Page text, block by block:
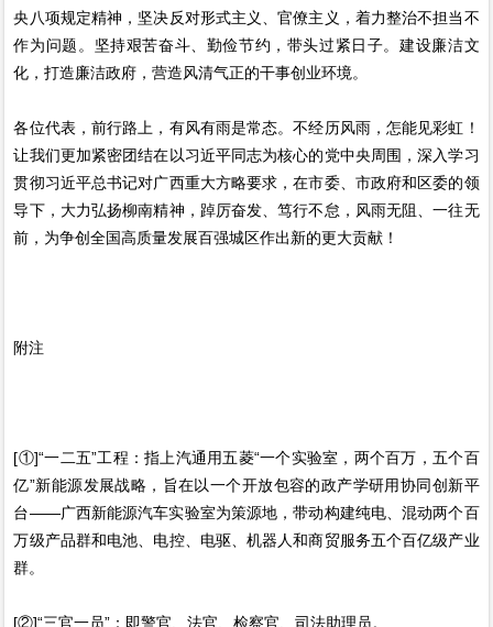
央八项规定精神，坚决反对形式主义、官僚主义，着力整治不担当不
作为问题。坚持艰苦奋斗、勤俭节约，带头过紧日子。建设廉洁文
化，打造廉洁政府，营造风清气正的干事创业环境。
各位代表，前行路上，有风有雨是常态。不经历风雨，怎能见彩虹！
让我们更加紧密团结在以习近平同志为核心的党中央周围，深入学习
贯彻习近平总书记对广西重大方略要求，在市委、市政府和区委的领
导下，大力弘扬柳南精神，踔厉奋发、笃行不怠，风雨无阻、一往无
前，为争创全国高质量发展百强城区作出新的更大贡献！
附注
[①]“一二五”工程：指上汽通用五菱“一个实验室，两个百万，五个百
亿”新能源发展战略，旨在以一个开放包容的政产学研用协同创新平
台——广西新能源汽车实验室为策源地，带动构建纯电、混动两个百
万级产品群和电池、电控、电驱、机器人和商贸服务五个百亿级产业
群。
[②]“三官一员”：即警官、法官、检察官、司法助理员。